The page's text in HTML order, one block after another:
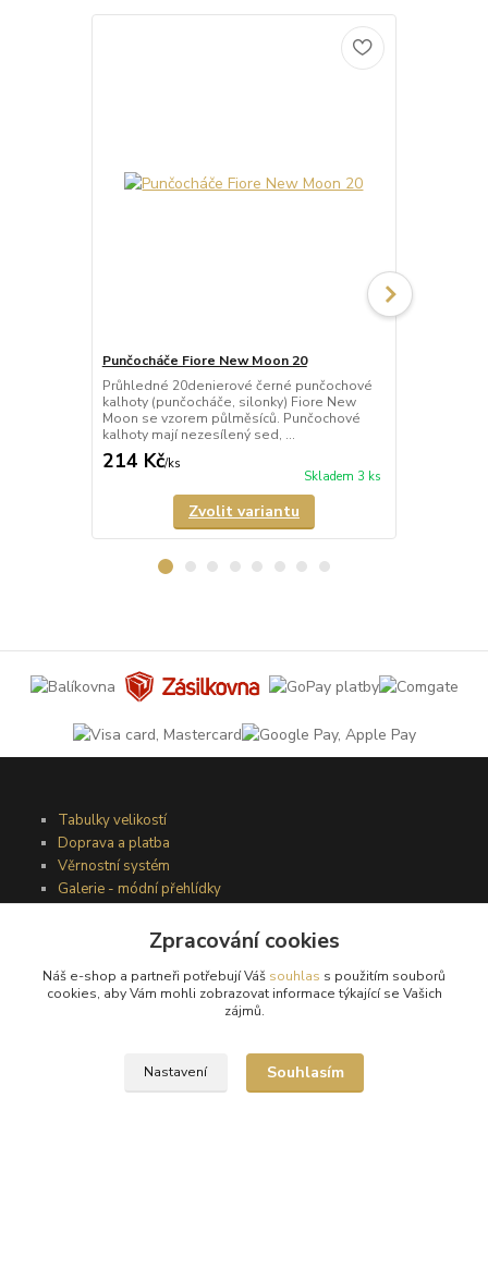
Punčocháče Fiore New Moon 20
Průhledné 20denierové černé punčochové
kalhoty (punčocháče, silonky) Fiore New
Moon se vzorem půlměsíců. Punčochové
kalhoty mají nezesílený sed, ...
214 Kč/ks
Skladem 3 ks
Zvolit variantu
Tabulky velikostí
Doprava a platba
Věrnostní systém
Galerie - módní přehlídky
Podmínky užití webového rozhraní
Obchodní podmínky
Zpracování cookies
Náš e-shop a partneři potřebují Váš souhlas s použitím souborů
cookies, aby Vám mohli zobrazovat informace týkající se Vašich
zájmů.
Nastavení Souhlasím